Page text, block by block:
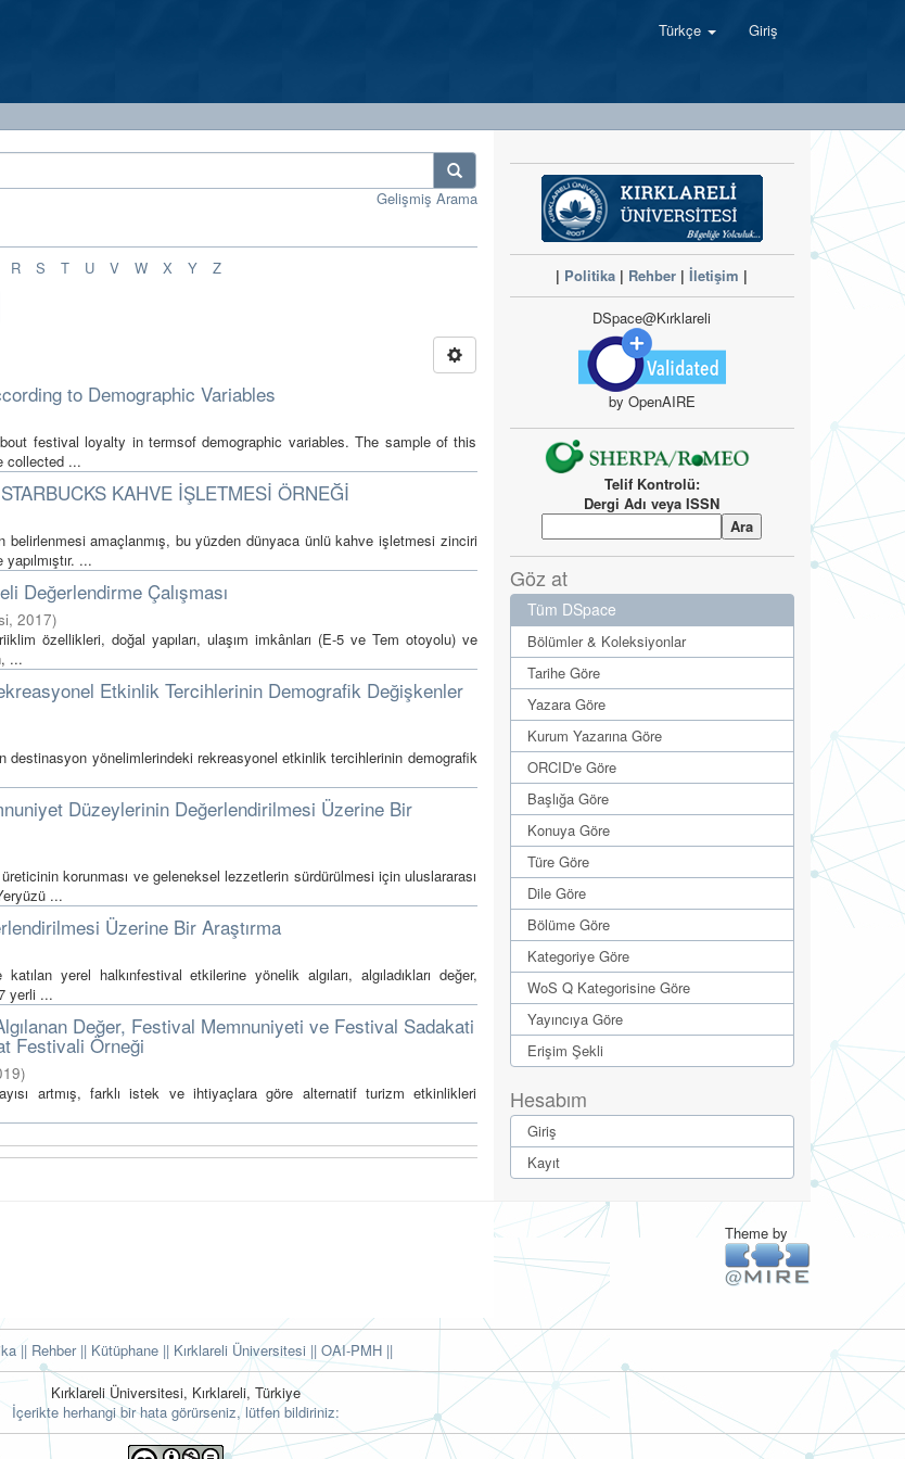
Türkçe Giriş
Gelişmiş Arama
R S T U V W X Y Z
to Demographic Variables
festival loyalty in termsof demographic variables. The sample of this
collected ...
KAHVE İŞLETMESİ ÖRNEĞİ
amaçlanmış, bu yüzden dünyaca ünlü kahve işletmesi zinciri
...
Değerlendirme Çalışması
, 2017)
özellikleri, doğal yapıları, ulaşım imkânları (E-5 ve Tem otoyolu) ve
...
Etkinlik Tercihlerinin Demografik Değişkenler
destinasyon yönelimlerindeki rekreasyonel etkinlik tercihlerinin demografik
Düzeylerinin Değerlendirilmesi Üzerine Bir
korunması ve geleneksel lezzetlerin sürdürülmesi için uluslararası
...
Üzerine Bir Araştırma
yerel halkınfestival etkilerine yönelik algıları, algıladıkları değer,
yerli ...
Değer, Festival Memnuniyeti ve Festival Sadakati
Festivali Örneği
)
artmış, farklı istek ve ihtiyaçlara göre alternatif turizm etkinlikleri
| Politika | Rehber |İletişim |
DSpace@Kırklareli
by OpenAIRE
Telif Kontrolü:
Dergi Adı veya ISSN
Göz at
Tüm DSpace
Bölümler & Koleksiyonlar
Tarihe Göre
Yazara Göre
Kurum Yazarına Göre
ORCID'e Göre
Başlığa Göre
Konuya Göre
Türe Göre
Dile Göre
Bölüme Göre
Kategoriye Göre
WoS Q Kategorisine Göre
Yayıncıya Göre
Erişim Şekli
Hesabım
Giriş
Kayıt
Theme by
|| Rehber|| Kütüphane || Kırklareli Üniversitesi || OAI-PMH ||
Kırklareli Üniversitesi, Kırklareli, Türkiye
İçerikte herhangi bir hata görürseniz, lütfen bildiriniz: